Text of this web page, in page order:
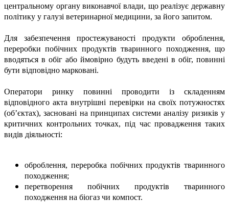
центральному органу виконавчої влади, що реалізує державну
політику у галузі ветеринарної медицини, за його запитом.
Для забезпечення простежуваності продукти оброблення,
переробки побічних продуктів тваринного походження, що
вводяться в обіг або ймовірно будуть введені в обіг, повинні
бути відповідно марковані.
Оператори ринку повинні проводити із складенням
відповідного акта внутрішні перевірки на своїх потужностях
(об’єктах), засновані на принципах системи аналізу ризиків у
критичних контрольних точках, під час провадження таких
видів діяльності:
оброблення, переробка побічних продуктів тваринного
походження;
перетворення побічних продуктів тваринного
походження на біогаз чи компост.